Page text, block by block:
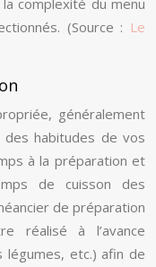
complexité du menu
(Source : Le
généralement
habitudes de vos
à la préparation et
de cuisson des
de préparation
réalisé à l’avance
etc.) afin de